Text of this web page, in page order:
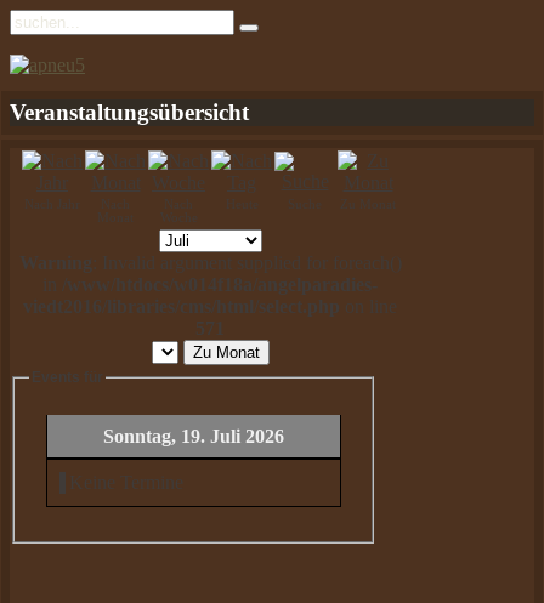
Veranstaltungsübersicht
Suche
Warning : Invalid argument supplied for foreach()
/www/htdocs/w014f18a/angelparadies-
viedt2016/libraries/cms/html/select.php on line
571
Zu Monat
Events für
Sonntag, 19. Juli 2026
Keine Termine